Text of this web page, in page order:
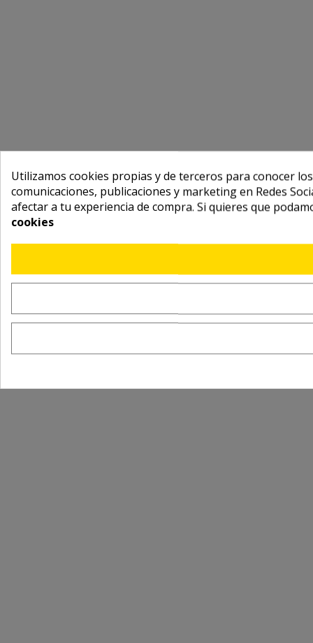
Utilizamos cookies propias y de terceros para conocer
comunicaciones, publicaciones y marketing en Redes
afectar a tu experiencia de compra. Si quieres que
cookies